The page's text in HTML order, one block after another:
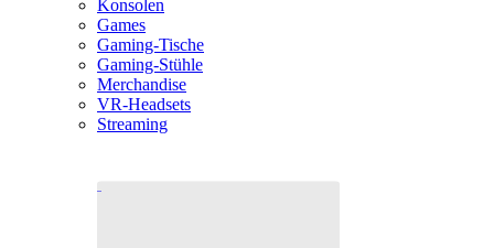
Konsolen
Games
Gaming-Tische
Gaming-Stühle
Merchandise
VR-Headsets
Streaming